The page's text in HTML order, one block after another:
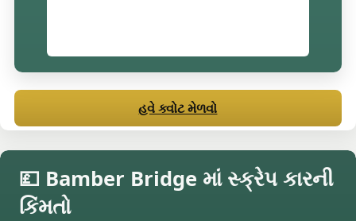
હવે ક્વોટ મેળવો
💷 Bamber Bridge માં સ્ક્રેપ કારની
કિંમતો